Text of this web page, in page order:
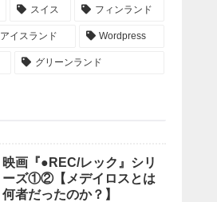
スイス フィンランド
アイスランド Wordpress
グリーンランド
映画『●REC/レック』シリ
ーズ①②【メデイロスとは
何者だったのか？】